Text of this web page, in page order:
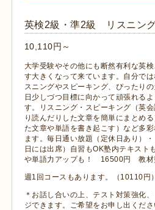
英検2級・準2級 リスニン
10,110円～
大学受験やその他にも断然有利な英
す大きくなって来ています。自分で
スニングやスピーキング、ぴったり
日少しづつ目標に向かって頑張れる
す。リスニング・スピーキング（英
り読んだりした文章を簡単にまとめ
た文章や単語を書き起こす）など多
ます。毎日通い放題（定休日あり）
日には出席）自習もOK塾内テキスト
や単語力アップも！ 16500円 教
週1回コースもあります。（10110円）
＊お話し合いの上、テスト対策強化
ジできます。ご希望をお申し出くださ